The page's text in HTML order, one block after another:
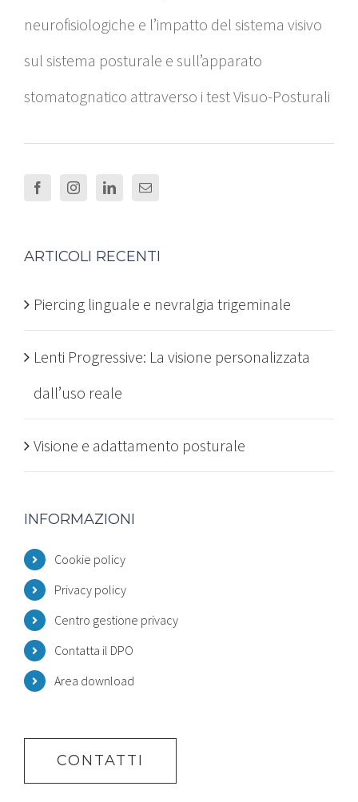
neurofisiologiche e l’impatto del sistema visivo
sul sistema posturale e sull’apparato
stomatognatico attraverso i test Visuo-Posturali
ARTICOLI RECENTI
Piercing linguale e nevralgia trigeminale
Lenti Progressive: La visione personalizzata
dall’uso reale
Visione e adattamento posturale
INFORMAZIONI
Cookie policy
Privacy policy
Centro gestione privacy
Contatta il DPO
Area download
CONTATTI